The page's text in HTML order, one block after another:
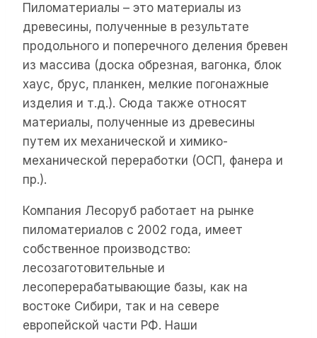
Пиломатериалы – это материалы из
древесины, полученные в результате
продольного и поперечного деления бревен
из массива (доска обрезная, вагонка, блок
хаус, брус, планкен, мелкие погонажные
изделия и т.д.). Сюда также относят
материалы, полученные из древесины
путем их механической и химико-
механической переработки (ОСП, фанера и
пр.).
Компания Лесоруб работает на рынке
пиломатериалов с 2002 года, имеет
собственное производство:
лесозаготовительные и
лесоперерабатывающие базы, как на
востоке Сибири, так и на севере
европейской части РФ. Наши